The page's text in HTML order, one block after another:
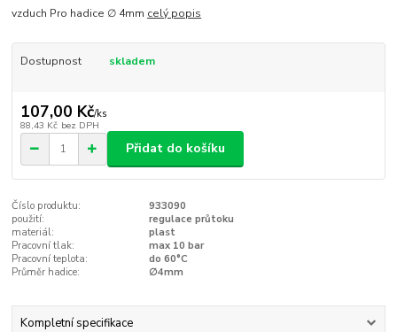
vzduch Pro hadice ∅ 4mm celý popis
Dostupnost skladem
107,00 Kč/ks
88,43 Kč bez DPH
Přidat do košíku
Číslo produktu:
933090
použití:
regulace průtoku
materiál:
plast
Pracovní tlak:
max 10 bar
Pracovní teplota:
do 60°C
Průměr hadice:
∅4mm
Kompletní specifikace